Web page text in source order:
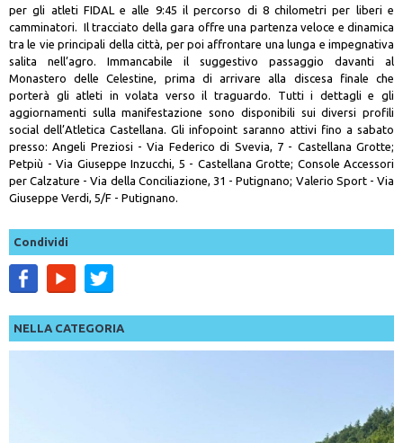
per gli atleti FIDAL e alle 9:45 il percorso di 8 chilometri per liberi e
camminatori. Il tracciato della gara offre una partenza veloce e dinamica
tra le vie principali della città, per poi affrontare una lunga e impegnativa
salita nell’agro. Immancabile il suggestivo passaggio davanti al
Monastero delle Celestine, prima di arrivare alla discesa finale che
porterà gli atleti in volata verso il traguardo. Tutti i dettagli e gli
aggiornamenti sulla manifestazione sono disponibili sui diversi profili
social dell’Atletica Castellana. Gli infopoint saranno attivi fino a sabato
presso: Angeli Preziosi - Via Federico di Svevia, 7 - Castellana Grotte;
Petpiù - Via Giuseppe Inzucchi, 5 - Castellana Grotte; Console Accessori
per Calzature - Via della Conciliazione, 31 - Putignano; Valerio Sport - Via
Giuseppe Verdi, 5/F - Putignano.
Condividi
NELLA CATEGORIA